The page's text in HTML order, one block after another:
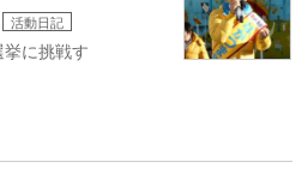
活動日記
に挑戦す